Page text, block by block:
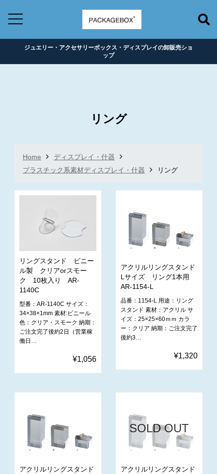
ジュエリー・アクセサリーボックス・ディスプレイの卸販売ショ
ップ
リング
Home
ディスプレイ・什器
プラスチック系素材ディスプレイ・什器
リング
リングスタンド ビニー
ル製 クリアorスモー
ク 10枚入り AR-
1140C
型番：AR-1140C サイズ：
34×38×1mm 素材:ビニール
色：クリア・スモーク 納期：
ご注文完了後約2日（営業稼
働日…
¥1,056
アクリルリングスタンド
Lサイズ リング1本用
AR-1154-L
品番：1154-L 用途：リング
スタンド 素材：アクリル サ
イズ：25×25×60ｍｍ カラ
ー：クリア 納期：ご注文完了
後約3…
¥1,320
アクリルリングスタンド
SOLD OUT
アクリルリングスタンド